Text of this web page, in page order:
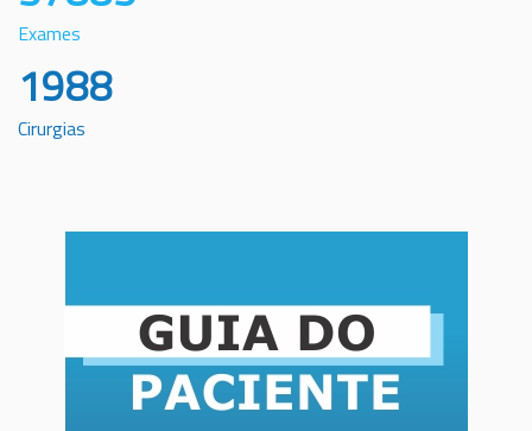
Exames
1988
Cirurgias